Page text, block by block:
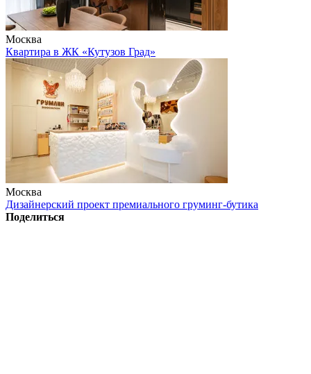
Москва
Квартира в ЖК «Кутузов Град»
Москва
Дизайнерский проект премиального груминг-бутика
Поделиться